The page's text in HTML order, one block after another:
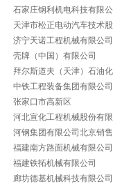
石家庄钢利机电科技有限
天津市松正电动汽车技术
济宁天诺工程机械有限公司
壳牌（中国）有限公司
拜尔斯道夫（天津）石油
中铁工程装备集团有限公司
张家口市高新区
河北宣化工程机械股份有
河钢集团有限公司北京销
福建南方路面机械有限公司
福建铁拓机械有限公司
廊坊德基机械科技有限公司